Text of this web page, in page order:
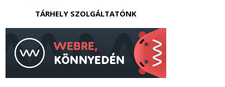
TÁRHELY SZOLGÁLTATÓNK